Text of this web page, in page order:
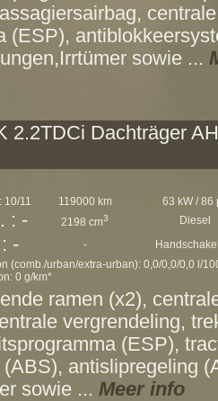
(ESP),
sowie ...
2.2TDCi Dachträger
10/11 119000 km 63 kW / 86
: - 2198 cm3 Diesel
- -
(comb./urban/extra-urban): 0,0/0,0/0,0 l/
0 g/km*
ramen (x2),
vergrendeling,
(ESP),
antislipregeling
sowie ... Meer info